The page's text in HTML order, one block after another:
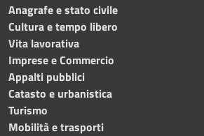
Anagrafe e stato civile
Cultura e tempo libero
Vita lavorativa
Imprese e Commercio
Appalti pubblici
Catasto e urbanistica
Turismo
Mobilità e trasporti